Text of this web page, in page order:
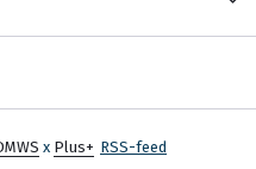
x Plus+ RSS-feed